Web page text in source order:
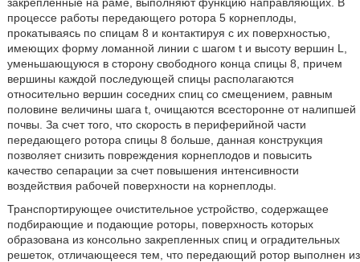
процессе работы передающего ротора 5 корнеплоды,
прокатываясь по спицам 8 и контактируя с их поверхностью,
имеющих форму ломанной линии с шагом t и высоту вершин L,
уменьшающуюся в сторону свободного конца спицы 8, причем
вершины каждой последующей спицы располагаются
относительно вершин соседних спиц со смещением, равным
половине величины шага t, очищаются всесторонне от налипшей
почвы. За счет того, что скорость в периферийной части
передающего ротора спицы 8 больше, данная конструкция
позволяет снизить повреждения корнеплодов и повысить
качество сепарации за счет повышения интенсивности
воздействия рабочей поверхности на корнеплоды.
Транспортирующее очистительное устройство, содержащее
подбирающие и подающие роторы, поверхность которых
образована из консольно закрепленных спиц и оградительных
решеток, отличающееся тем, что передающий ротор выполнен из